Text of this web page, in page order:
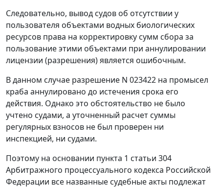
Следовательно, вывод судов об отсутствии у
пользователя объектами водных биологических
ресурсов права на корректировку сумм сбора за
пользование этими объектами при аннулировании
лицензии (разрешения) является ошибочным.
В данном случае разрешение N 023422 на промысел
краба аннулировано до истечения срока его
действия. Однако это обстоятельство не было
учтено судами, а уточненный расчет суммы
регулярных взносов не был проверен ни
инспекцией, ни судами.
Поэтому на основании пункта 1 статьи 304
Арбитражного процессуального кодекса Российской
Федерации все названные судебные акты подлежат